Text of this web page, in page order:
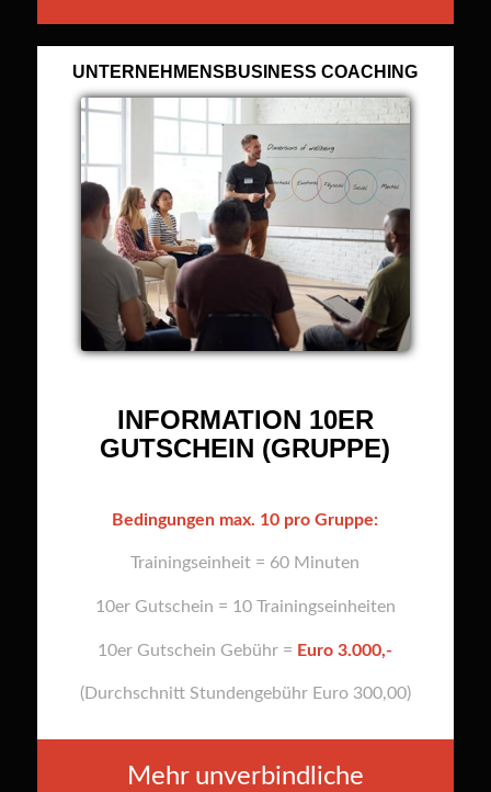
UNTERNEHMENSBUSINESS COACHING
INFORMATION 10ER
GUTSCHEIN (GRUPPE)
Bedingungen max. 10 pro Gruppe:
Trainingseinheit = 60 Minuten
10er Gutschein = 10 Trainingseinheiten
10er Gutschein Gebühr = Euro 3.000,-
(Durchschnitt Stundengebühr Euro 300,00)
Mehr unverbindliche